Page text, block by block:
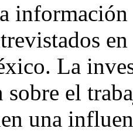
información
La
sobre el
una